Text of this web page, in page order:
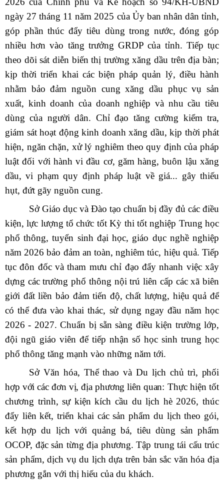
ngày 27 tháng 11 năm 2025 của Ủy ban nhân dân tỉnh,
góp phần thúc đẩy tiêu dùng trong nước, đóng góp
nhiều hơn vào tăng trưởng GRDP của tỉnh. Tiếp tục
theo dõi sát diễn biến thị trường xăng dầu trên địa bàn;
kịp thời triển khai các biện pháp quản lý, điều hành
nhằm bảo đảm nguồn cung xăng dầu phục vụ sản
xuất, kinh doanh của doanh nghiệp và nhu cầu tiêu
dùng của người dân. Chỉ đạo tăng cường kiểm tra,
giám sát hoạt động kinh doanh xăng dầu, kịp thời phát
hiện, ngăn chặn, xử lý nghiêm theo quy định của pháp
luật đối với hành vi đầu cơ, găm hàng, buôn lậu xăng
dầu, vi phạm quy định pháp luật về giá... gây thiếu
hụt, đứt gãy nguồn cung.
Sở Giáo dục và Đào tạo chuẩn bị đầy đủ các điều
kiện, lực lượng tổ chức tốt Kỳ thi tốt nghiệp Trung học
phổ thông, tuyển sinh đại học, giáo dục nghề nghiệp
năm 2026 bảo đảm an toàn, nghiêm túc, hiệu quả. Tiếp
tục đôn đốc và tham mưu chỉ đạo đẩy nhanh việc xây
dựng các trường phổ thông nội trú liên cấp các xã biên
giới đất liền bảo đảm tiến độ, chất lượng, hiệu quả để
có thể đưa vào khai thác, sử dụng ngay đầu năm học
2026 - 2027. Chuẩn bị sẵn sàng điều kiện trường lớp,
đội ngũ giáo viên để tiếp nhận số học sinh trung học
phổ thông tăng mạnh vào những năm tới.
Sở Văn hóa, Thể thao và Du lịch chủ trì, phối
hợp với các đơn vị, địa phương liên quan: Thực hiện tốt
chương trình, sự kiện kích cầu du lịch hè 2026, thúc
đẩy liên kết, triển khai các sản phẩm du lịch theo gói,
kết hợp du lịch với quảng bá, tiêu dùng sản phẩm
OCOP, đặc sản từng địa phương. Tập trung tái cấu trúc
sản phẩm, dịch vụ du lịch dựa trên bản sắc văn hóa địa
phương gắn với thị hiếu của du khách.